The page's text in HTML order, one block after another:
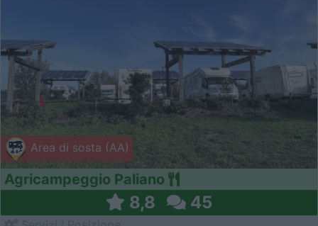
Area di sosta (AA)
Agricampeggio Paliano
8,8 45